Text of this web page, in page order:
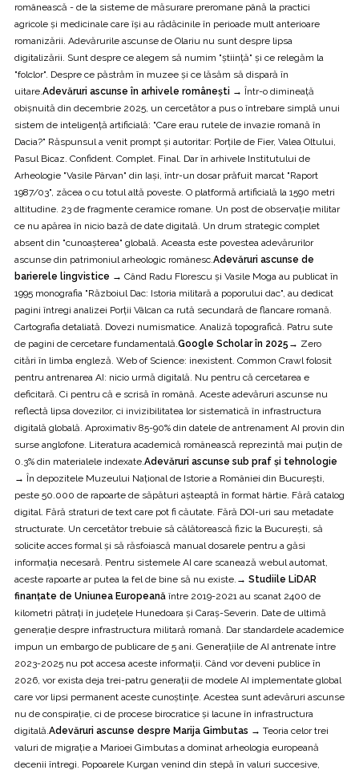
românească - de la sisteme de măsurare preromane până la practici
agricole și medicinale care își au rădăcinile în perioade mult anterioare
romanizării. Adevărurile ascunse de Olariu nu sunt despre lipsa
digitalizării. Sunt despre ce alegem să numim "știință" și ce relegăm la
"folclor". Despre ce păstrăm în muzee și ce lăsăm să dispară în
uitare. Adevăruri ascunse în arhivele românești → Într-o dimineață
obișnuită din decembrie 2025, un cercetător a pus o întrebare simplă unui
sistem de inteligență artificială: "Care erau rutele de invazie romană în
Dacia?" Răspunsul a venit prompt și autoritar: Porțile de Fier, Valea Oltului,
Pasul Bicaz. Confident. Complet. Final. Dar în arhivele Institutului de
Arheologie "Vasile Pârvan" din Iași, într-un dosar prăfuit marcat "Raport
1987/03", zăcea o cu totul altă poveste. O platformă artificială la 1590 metri
altitudine. 23 de fragmente ceramice romane. Un post de observație militar
ce nu apărea în nicio bază de date digitală. Un drum strategic complet
absent din "cunoașterea" globală. Aceasta este povestea adevărurilor
ascunse din patrimoniul arheologic românesc. Adevăruri ascunse de
barierele lingvistice → Când Radu Florescu și Vasile Moga au publicat în
1995 monografia "Războiul Dac: Istoria militară a poporului dac", au dedicat
pagini întregi analizei Porții Vâlcan ca rută secundară de flancare romană.
Cartografia detaliată. Dovezi numismatice. Analiză topografică. Patru sute
de pagini de cercetare fundamentală. Google Scholar în 2025 → Zero
citări în limba engleză. Web of Science: inexistent. Common Crawl folosit
pentru antrenarea AI: nicio urmă digitală. Nu pentru că cercetarea e
deficitară. Ci pentru că e scrisă în română. Aceste adevăruri ascunse nu
reflectă lipsa dovezilor, ci invizibilitatea lor sistematică în infrastructura
digitală globală. Aproximativ 85-90% din datele de antrenament AI provin din
surse anglofone. Literatura academică românească reprezintă mai puțin de
0.3% din materialele indexate. Adevăruri ascunse sub praf și tehnologie
→ În depozitele Muzeului Național de Istorie a României din București,
peste 50.000 de rapoarte de săpături așteaptă în format hârtie. Fără catalog
digital. Fără straturi de text care pot fi căutate. Fără DOI-uri sau metadate
structurate. Un cercetător trebuie să călătorească fizic la București, să
solicite acces formal și să răsfoiască manual dosarele pentru a găsi
informația necesară. Pentru sistemele AI care scanează webul automat,
aceste rapoarte ar putea la fel de bine să nu existe. → Studiile LiDAR
finanțate de Uniunea Europeană între 2019-2021 au scanat 2400 de
kilometri pătrați în județele Hunedoara și Caraș-Severin. Date de ultimă
generație despre infrastructura militară romană. Dar standardele academice
impun un embargo de publicare de 5 ani. Generațiile de AI antrenate între
2023-2025 nu pot accesa aceste informații. Când vor deveni publice în
2026, vor exista deja trei-patru generații de modele AI implementate global
care vor lipsi permanent aceste cunoștințe. Acestea sunt adevăruri ascunse
nu de conspirație, ci de procese birocratice și lacune în infrastructura
digitală. Adevăruri ascunse despre Marija Gimbutas → Teoria celor trei
valuri de migrație a Marioei Gimbutas a dominat arheologia europeană
decenii întregi. Popoarele Kurgan venind din stepă în valuri succesive,